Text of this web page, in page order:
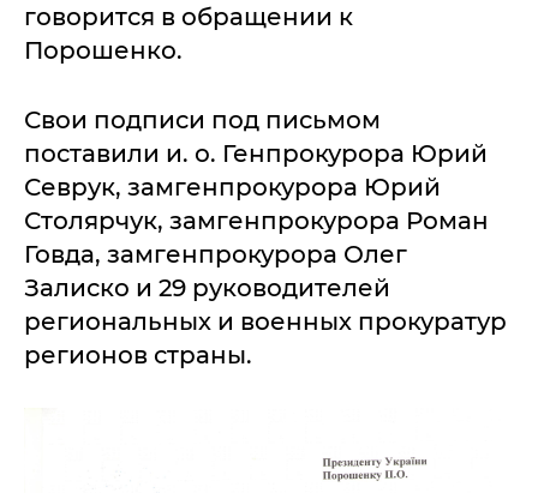
говорится в обращении к
Порошенко.
Свои подписи под письмом
поставили и. о. Генпрокурора Юрий
Севрук, замгенпрокурора Юрий
Столярчук, замгенпрокурора Роман
Говда, замгенпрокурора Олег
Залиско и 29 руководителей
региональных и военных прокуратур
регионов страны.